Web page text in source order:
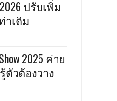
2026 ปรับเพิ่ม
าเดิม
2025 ค่าย
วต้องวาง